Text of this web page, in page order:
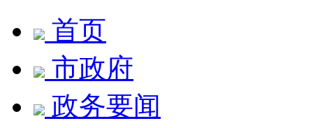
首页
市政府
政务要闻